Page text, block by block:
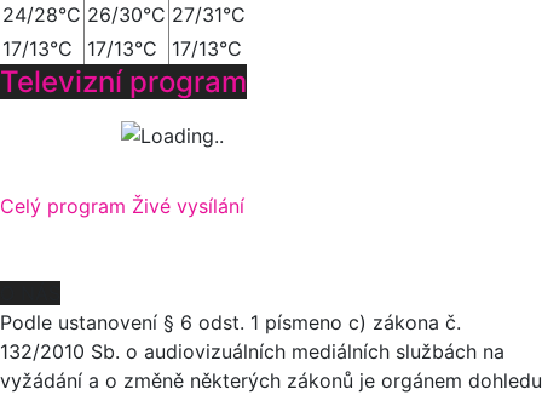
24/28°C 26/30°C 27/31°C
17/13°C
17/13°C 17/13°C
Televizní program
Celý program Živé vysílání
Podle ustanovení § 6 odst. 1 písmeno c) zákona č.
132/2010 Sb. o audiovizuálních mediálních službách na
vyžádání a o změně některých zákonů je orgánem dohledu